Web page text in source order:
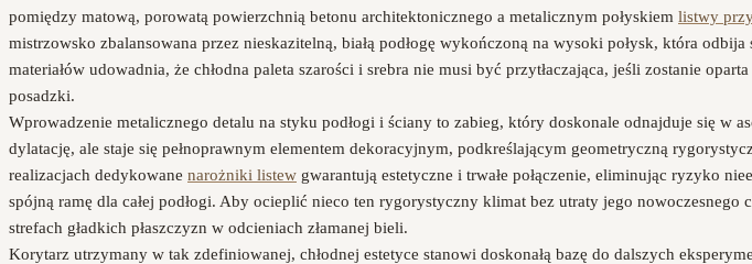
pomiędzy matową, porowatą powierzchnią betonu architektonicznego a metalicznym połyskiem listwy
mistrzowsko zbalansowana przez nieskazitelną, białą podłogę wykończoną na wysoki połysk, która
materiałów udowadnia, że chłodna paleta szarości i srebra nie musi być przytłaczająca, jeśli zostanie
posadzki.
Wprowadzenie metalicznego detalu na styku podłogi i ściany to zabieg, który doskonale odnajduje się
dylatację, ale staje się pełnoprawnym elementem dekoracyjnym, podkreślającym geometryczną
realizacjach dedykowane narożniki listew gwarantują estetyczne i trwałe połączenie, eliminując ryzyko
spójną ramę dla całej podłogi. Aby ocieplić nieco ten rygorystyczny klimat bez utraty jego
strefach gładkich płaszczyzn w odcieniach złamanej bieli.
Korytarz utrzymany w tak zdefiniowanej, chłodnej estetyce stanowi doskonałą bazę do dalszych